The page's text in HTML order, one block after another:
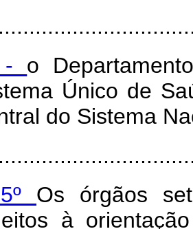
- o
Único de
do Sistema
Os órgãos
à